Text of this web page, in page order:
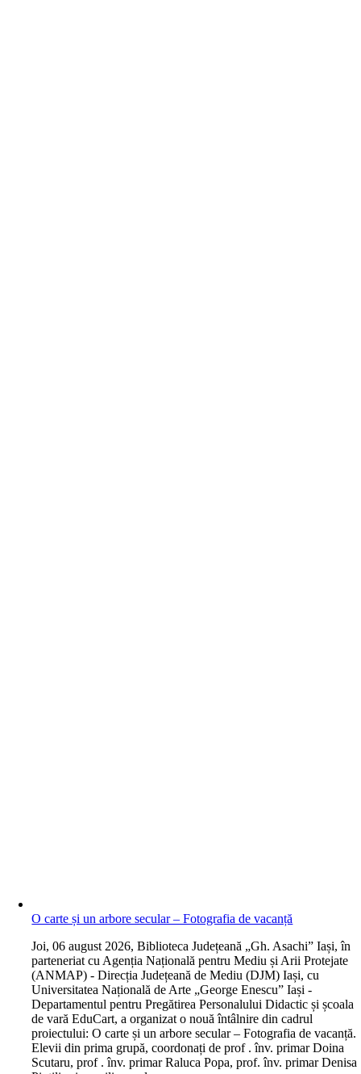
O carte și un arbore secular – Fotografia de vacanță
Joi, 06 august 2026, Biblioteca Județeană „Gh. Asachi” Iași, în
parteneriat cu Agenția Națională pentru Mediu și Arii Protejate
(ANMAP) - Direcția Județeană de Mediu (DJM) Iași, cu
Universitatea Națională de Arte „George Enescu” Iași -
Departamentul pentru Pregătirea Personalului Didactic și școala
de vară EduCart, a organizat o nouă întâlnire din cadrul
proiectului: O carte și un arbore secular – Fotografia de vacanță.
Elevii din prima grupă, coordonați de prof . înv. primar Doina
Scutaru, prof . înv. primar Raluca Popa, prof. înv. primar Denisa